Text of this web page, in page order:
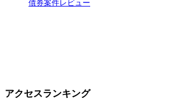
債券案件レビュー
アクセスランキング